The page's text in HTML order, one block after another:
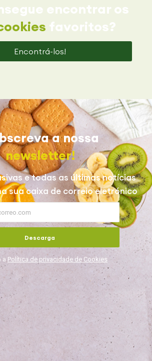
encontrar os
favoritos?
Encontrá-los!
a nossa
newsletter!
e todas as últimas notícias
sua caixa de correio eletrónico
a Política de privacidade de Cookies
Descarga